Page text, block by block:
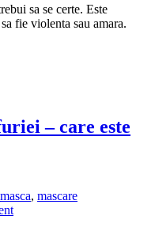
sa se certe. Este
fie violenta sau amara.
– care este
masca, mascare